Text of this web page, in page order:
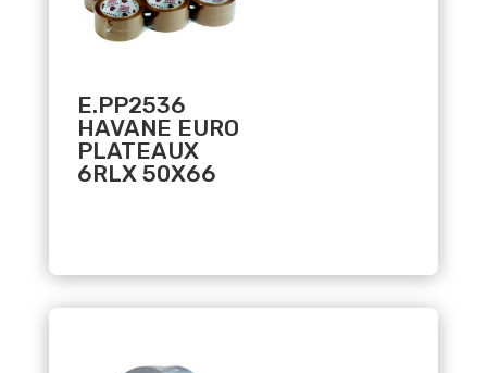
E.PP2536
HAVANE EURO
PLATEAUX
6RLX 50X66